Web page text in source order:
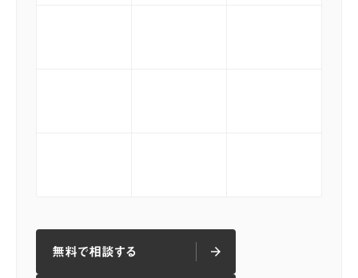
無料で相談する
無料で相談する arrow_forward